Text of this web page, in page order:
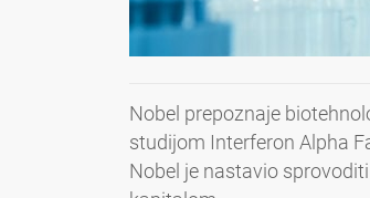
Nobel prepoznaje
studijom Interferon Alpha
Nobel je nastavio